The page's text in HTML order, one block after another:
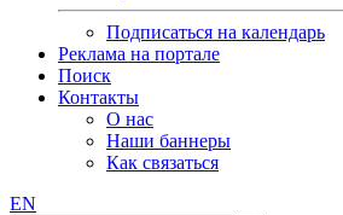
Подписаться на календарь
Реклама на портале
Поиск
Контакты
О нас
Наши баннеры
Как связаться
EN